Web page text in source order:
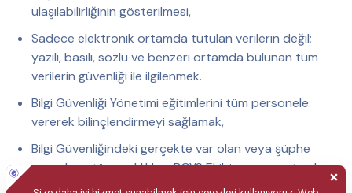
ulaşılabilirliğinin gösterilmesi,
Sadece elektronik ortamda tutulan verilerin değil;
yazılı, basılı, sözlü ve benzeri ortamda bulunan tüm
verilerin güvenliği ile ilgilenmek.
Bilgi Güvenliği Yönetimi eğitimlerini tüm personele
vererek bilinçlendirmeyi sağlamak,
Bilgi Güvenliğindeki gerçekte var olan veya şüphe
uyandıran tüm açıklıkları, BGYS Ekibine rapor etmek
ve BGYS Ekibi tarafından soruşturulmasını sağlamak,